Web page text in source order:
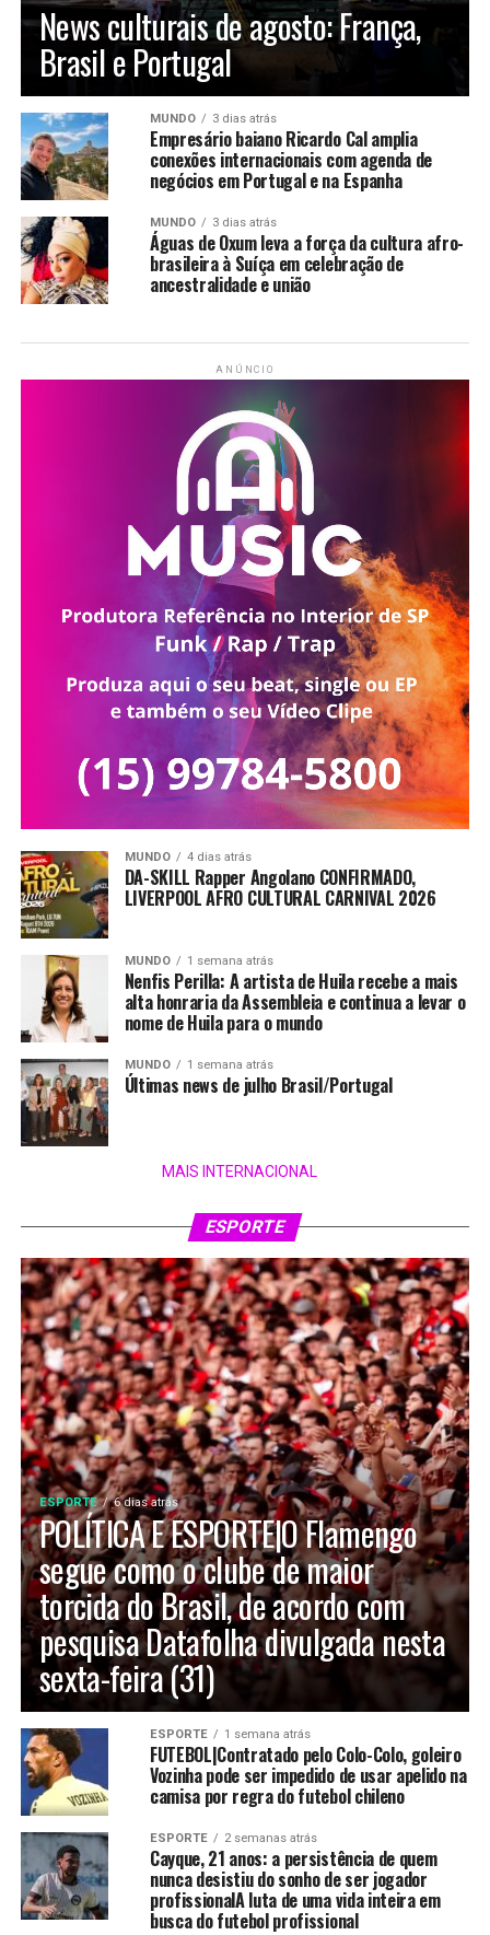
News culturais de agosto: França,
Brasil e Portugal
MUNDO 3 dias atrás
Empresário baiano Ricardo Cal amplia
conexões internacionais com agenda de
negócios em Portugal e na Espanha
MUNDO 3 dias atrás
Águas de Oxum leva a força da cultura afro-
brasileira à Suíça em celebração de
ancestralidade e união
ANÚNCIO
MUNDO 4 dias atrás
DA-SKILL Rapper Angolano CONFIRMADO,
LIVERPOOL AFRO CULTURAL CARNIVAL 2026
MUNDO 1 semana atrás
Nenfis Perilla: A artista de Huila recebe a mais
alta honraria da Assembleia e continua a levar o
nome de Huila para o mundo
MUNDO 1 semana atrás
Últimas news de julho Brasil/Portugal
MAIS INTERNACIONAL
ESPORTE
ESPORTE 6 dias atrás
POLÍTICA E ESPORTE|O Flamengo
segue como o clube de maior
torcida do Brasil, de acordo com
pesquisa Datafolha divulgada nesta
sexta-feira (31)
ESPORTE 1 semana atrás
FUTEBOL|Contratado pelo Colo-Colo, goleiro
Vozinha pode ser impedido de usar apelido na
camisa por regra do futebol chileno
ESPORTE 2 semanas atrás
Cayque, 21 anos: a persistência de quem
nunca desistiu do sonho de ser jogador
profissionalA luta de uma vida inteira em
busca do futebol profissional